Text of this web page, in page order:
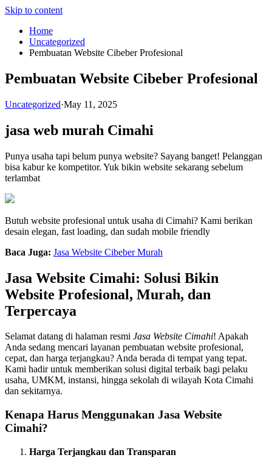
Skip to content
Home
Uncategorized
Pembuatan Website Cibeber Profesional
Pembuatan Website Cibeber Profesional
Uncategorized·May 11, 2025
jasa web murah Cimahi
Punya usaha tapi belum punya website? Sayang banget! Pelanggan
bisa kabur ke kompetitor. Yuk bikin website sekarang sebelum
terlambat
Butuh website profesional untuk usaha di Cimahi? Kami berikan
desain elegan, fast loading, dan sudah mobile friendly
Baca Juga: Jasa Website Cibeber Murah
Jasa Website Cimahi: Solusi Bikin
Website Profesional, Murah, dan
Terpercaya
Selamat datang di halaman resmi Jasa Website Cimahi! Apakah
Anda sedang mencari layanan pembuatan website profesional,
cepat, dan harga terjangkau? Anda berada di tempat yang tepat.
Kami hadir untuk memberikan solusi digital terbaik bagi pelaku
usaha, UMKM, instansi, hingga sekolah di wilayah Kota Cimahi
dan sekitarnya.
Kenapa Harus Menggunakan Jasa Website
Cimahi?
Harga Terjangkau dan Transparan